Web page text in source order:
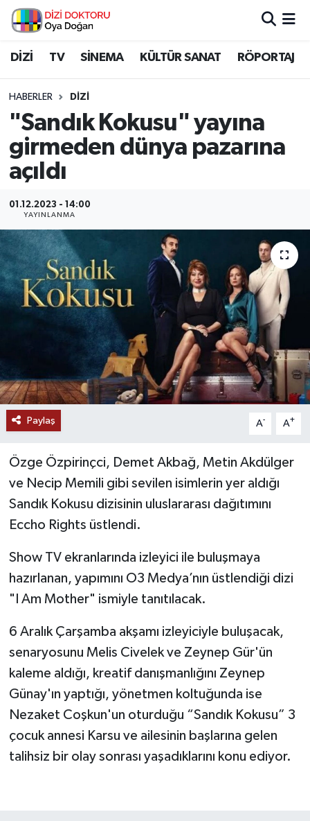
DİZİ TV SİNEMA KÜLTÜR SANAT RÖPORTAJ
HABERLER DİZİ
"Sandık Kokusu" yayına
girmeden dünya pazarına
açıldı
01.12.2023 - 14:00
YAYINLANMA
Paylaş A- A+
Özge Özpirinçci, Demet Akbağ, Metin Akdülger
ve Necip Memili gibi sevilen isimlerin yer aldığı
Sandık Kokusu dizisinin uluslararası dağıtımını
Eccho Rights üstlendi.
Show TV ekranlarında izleyici ile buluşmaya
hazırlanan, yapımını O3 Medya’nın üstlendiği dizi
"I Am Mother" ismiyle tanıtılacak.
6 Aralık Çarşamba akşamı izleyiciyle buluşacak,
senaryosunu Melis Civelek ve Zeynep Gür'ün
kaleme aldığı, kreatif danışmanlığını Zeynep
Günay'ın yaptığı, yönetmen koltuğunda ise
Nezaket Coşkun'un oturduğu “Sandık Kokusu” 3
çocuk annesi Karsu ve ailesinin başlarına gelen
talihsiz bir olay sonrası yaşadıklarını konu ediyor.
İstanbul Nöbetçi Eczaneler
İstanbul Namaz Vakitleri
İstanbul Trafik Yoğunluk Haritası
Tüm Manşetler
Son Dakika Haberleri
Haber Arşivi